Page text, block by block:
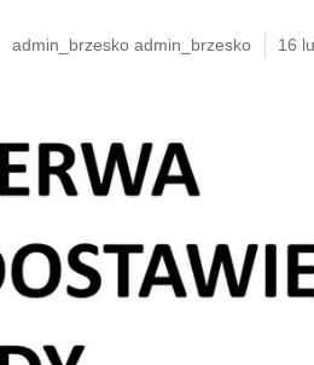
admin_brzesko admin_brzesko 16